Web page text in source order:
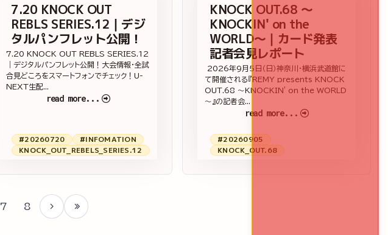
7.20 KNOCK OUT
REBLS SERIES.12｜デジ
タルパンフレット公開！
7.20 KNOCK OUT REBLS SERIES.12
｜デジタルパンフレット公開！大会情報・全試
合見どころをスマートフォンでチェック！U-
NEXT生配...
read more...
#20260720
#INFOMATION
KNOCK_OUT_REBELS_SERIES.12
KNOCK OUT.68 ～
KNOCKIN' on the
WORLD～｜カード発表
記者会見レポート
2026年9月5日（日）神奈川・横浜武道館に
て開催される『REMY presents KNOCK
OUT.68 ～KNOCKIN' on the WORLD
～』の記者会...
read more...
#20260905
KNOCK_OUT.68
7 8